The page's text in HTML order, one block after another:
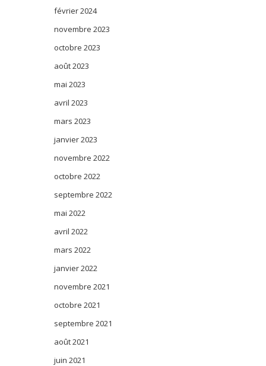
février 2024
novembre 2023
octobre 2023
août 2023
mai 2023
avril 2023
mars 2023
janvier 2023
novembre 2022
octobre 2022
septembre 2022
mai 2022
avril 2022
mars 2022
janvier 2022
novembre 2021
octobre 2021
septembre 2021
août 2021
juin 2021